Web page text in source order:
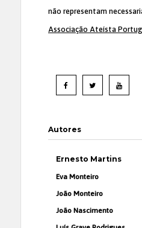
não representam
Associação Ateísta
Autores
Ernesto Martins
Eva Monteiro
João Monteiro
João Nascimento